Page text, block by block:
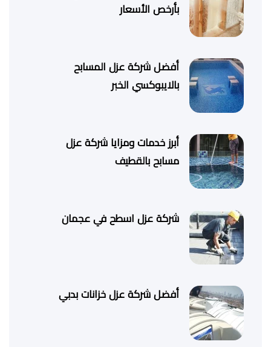
بأرخص الأسعار
أفضل شركة عزل المسابح
بالايبوكسي الخبر
أبرز خدمات ومزايا شركة عزل
مسابح بالقطيف
شركة عزل اسطح في عجمان
أفضل شركة عزل خزانات بدبي